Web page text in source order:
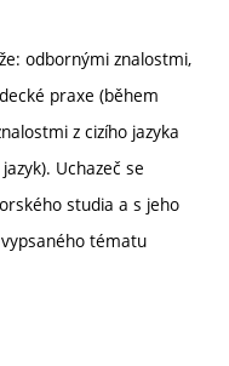
odbornými znalostmi,
praxe (během
z cizího jazyka
Uchazeč se
studia a s jeho
tématu